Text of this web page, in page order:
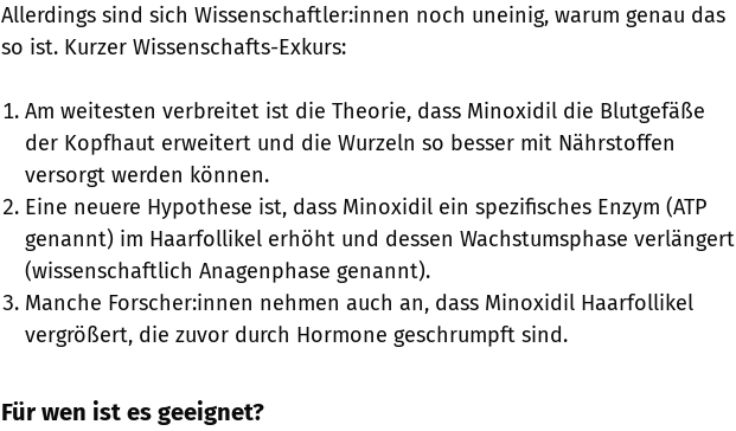
Allerdings sind sich Wissenschaftler:innen noch uneinig, warum genau das
so ist. Kurzer Wissenschafts-Exkurs:
Am weitesten verbreitet ist die Theorie, dass Minoxidil die Blutgefäße
der Kopfhaut erweitert und die Wurzeln so besser mit Nährstoffen
versorgt werden können.
Eine neuere Hypothese ist, dass Minoxidil ein spezifisches Enzym (ATP
genannt) im Haarfollikel erhöht und dessen Wachstumsphase verlängert
(wissenschaftlich Anagenphase genannt).
Manche Forscher:innen nehmen auch an, dass Minoxidil Haarfollikel
vergrößert, die zuvor durch Hormone geschrumpft sind.
Für wen ist es geeignet?